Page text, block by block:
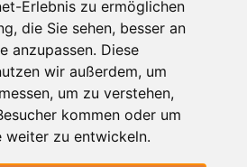
Erlebnis zu ermöglichen
die Sie sehen, besser an
anzupassen. Diese
wir außerdem, um
um zu verstehen,
kommen oder um
weiter zu entwickeln.
Login